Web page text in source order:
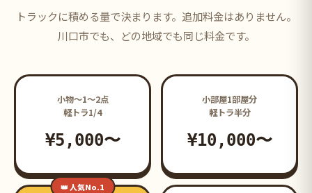
トラックに積める量で決まります。追加料金はありません。
川口市でも、どの地域でも同じ料金です。
小物〜1〜2点
軽トラ1/4
¥5,000〜
小部屋1部屋分
軽トラ半分
¥10,000〜
👑 人気No.1